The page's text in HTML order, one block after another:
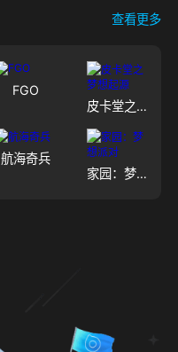
查看更多
FGO
皮卡堂之梦想起源
航海奇兵
家园：梦想派对